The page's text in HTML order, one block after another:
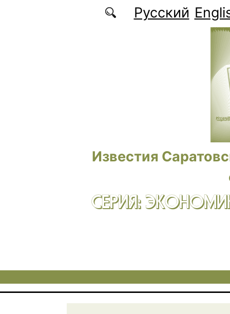
Перейти к основному содержаниюРусский
Известия
СЕРИЯ: